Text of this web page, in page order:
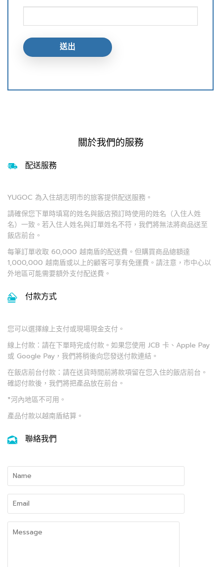
關於我們的服務
配送服務
YUGOC 為入住胡志明市的旅客提供配送服務。
請確保您下單時填寫的姓名與飯店預訂時使用的姓名（入住人姓
名）一致。若入住人姓名與訂單姓名不符，我們將無法將商品送至
飯店前台。
每筆訂單收取 60,000 越南盾的配送費。但購買商品總額達
1,000,000 越南盾或以上的顧客可享有免運費。請注意，市中心以
外地區可能需要額外支付配送費。
付款方式
您可以選擇線上支付或現場現金支付。
線上付款：請在下單時完成付款。如果您使用 JCB 卡、Apple Pay
或 Google Pay，我們將稍後向您發送付款連結。
在飯店前台付款：請在送貨時間前將款項留在您入住的飯店前台。
確認付款後，我們將把產品放在前台。
*河內地區不可用。
產品付款以越南盾結算。
聯絡我們